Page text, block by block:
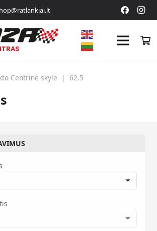
Centrinė skylė | 62.5